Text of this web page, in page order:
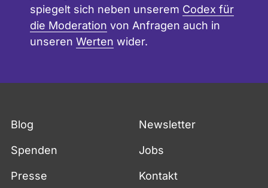
spiegelt sich neben unserem Codex für
die Moderation von Anfragen auch in
unseren Werten wider.
Blog Newsletter
Spenden Jobs
Presse Kontakt